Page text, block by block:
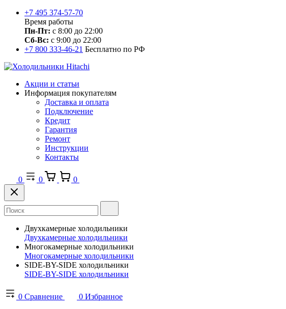
+7 495 374-57-70
Время работы
Пн-Пт: с 8:00 до 22:00
Сб-Вс: с 9:00 до 22:00
+7 800 333-46-21 Бесплатно по РФ
Акции и статьи
Информация покупателям
Доставка и оплата
Подключение
Кредит
Гарантия
Ремонт
Инструкции
Контакты
0 0 0
Двухкамерные холодильники
Двухкамерные холодильники
Многокамерные холодильники
Многокамерные холодильники
SIDE-BY-SIDE холодильники
SIDE-BY-SIDE холодильники
0 Сравнение 0 Избранное